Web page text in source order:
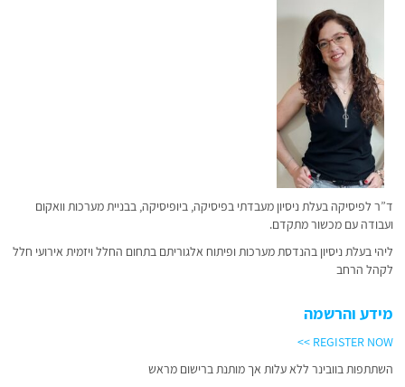
ד”ר לפיסיקה בעלת ניסיון מעבדתי בפיסיקה, ביופיסיקה, בבניית מערכות וואקום
ועבודה עם מכשור מתקדם.
ליהי בעלת ניסיון בהנדסת מערכות ופיתוח אלגוריתם בתחום החלל ויזמית אירועי חלל
לקהל הרחב
מידע והרשמה
REGISTER NOW >>
השתתפות בוובינר ללא עלות אך מותנת ברישום מראש